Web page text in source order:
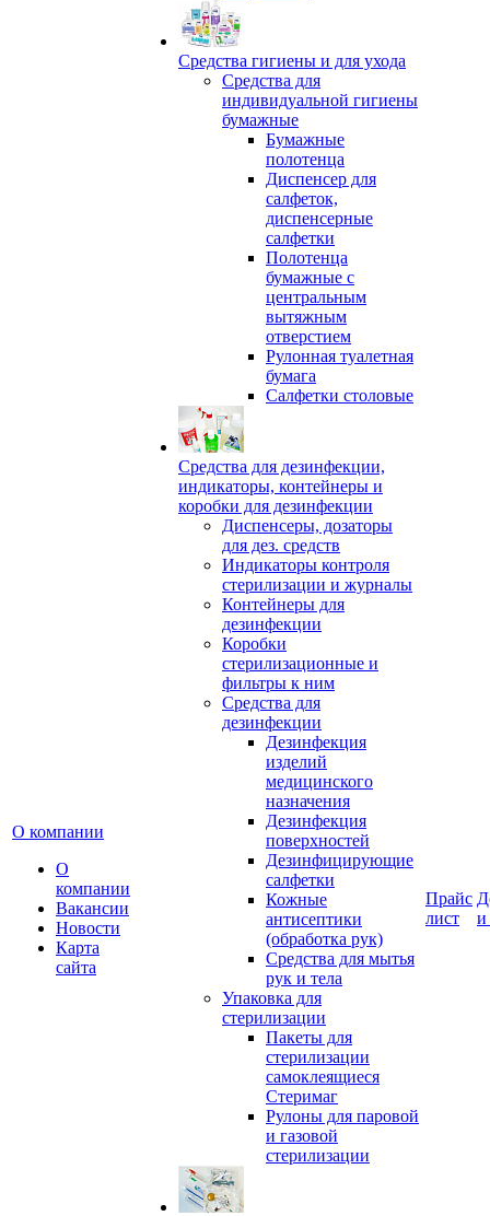
О компании
О
компании
Вакансии
Новости
Карта
сайта
Средства гигиены и для ухода
Средства для
индивидуальной гигиены
бумажные
Бумажные
полотенца
Диспенсер для
салфеток,
диспенсерные
салфетки
Полотенца
бумажные с
центральным
вытяжным
отверстием
Рулонная туалетная
бумага
Салфетки столовые
Средства для дезинфекции,
индикаторы, контейнеры и
коробки для дезинфекции
Диспенсеры, дозаторы
для дез. средств
Индикаторы контроля
стерилизации и журналы
Контейнеры для
дезинфекции
Коробки
стерилизационные и
фильтры к ним
Средства для
дезинфекции
Дезинфекция
изделий
медицинского
назначения
Дезинфекция
поверхностей
Дезинфицирующие
салфетки
Кожные
антисептики
(обработка рук)
Средства для мытья
рук и тела
Упаковка для
стерилизации
Пакеты для
стерилизации
самоклеящиеся
Стеримаг
Рулоны для паровой
и газовой
стерилизации
Прайс
лист
и